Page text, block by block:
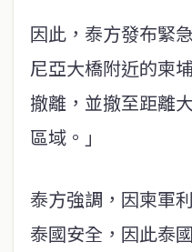
因此，泰方發布緊
尼亞大橋附近的柬
撤離，並撤至距離
區域。」
泰方強調，因柬軍
泰國安全，因此泰